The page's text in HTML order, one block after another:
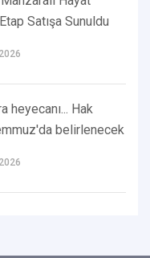
Satışa Sunuldu
heyecanı... Hak
belirlenecek